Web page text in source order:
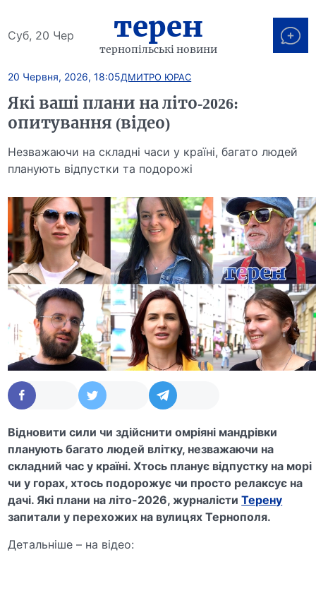
Суб, 20 Чер терен
тернопільські новини
20 Червня, 2026, 18:05ДМИТРО ЮРАС
Які ваші плани на літо-2026:
опитування (відео)
Незважаючи на складні часи у країні, багато людей
планують відпустки та подорожі
Відновити сили чи здійснити омріяні мандрівки
планують багато людей влітку, незважаючи на
складний час у країні. Хтось планує відпустку на морі
чи у горах, хтось подорожує чи просто релаксує на
дачі. Які плани на літо-2026, журналістиТерену
запитали у перехожих на вулицях Тернополя.
Детальніше – на відео: